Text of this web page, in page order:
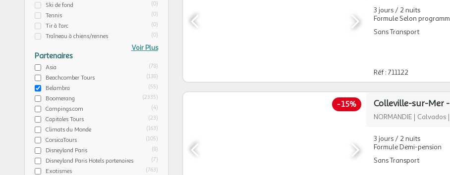
Ski de fond (0)
Tennis (0)
Tir à l'arc (0)
Traîneau à chiens/rennes (0)
Voir Plus
Partenaires
Asia (78)
Beachcomber Tours (138)
Belambra (55)
Boomerang (2335)
Campings.com (4)
Capitales Tours (23)
Climats du Monde (163)
CorsicaTours (105)
Disneyland Paris (8)
Disneyland Paris Hotels partenaires (7)
Exotismes (763)
3 jours / 2 nuits
Formule Selon
Sans Transport
Réf : 711122
-15%
NORMANDIE | Calvados |
3 jours / 2 nuits
Formule Demi-pension
Sans Transport